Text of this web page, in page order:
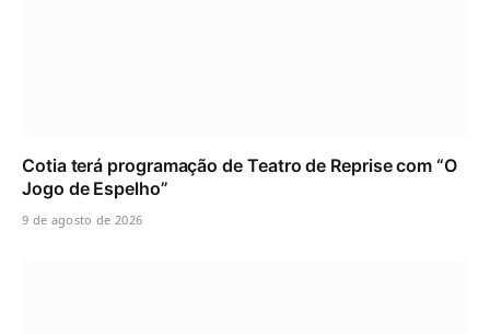
Cotia terá programação de Teatro de Reprise com “O
Jogo de Espelho”
9 de agosto de 2026